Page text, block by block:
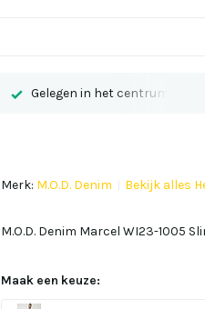
Gelegen in het centrum van
Merk: M.O.D. Denim Bekijk alles
M.O.D. Denim Marcel WI23-1005
Maak een keuze: